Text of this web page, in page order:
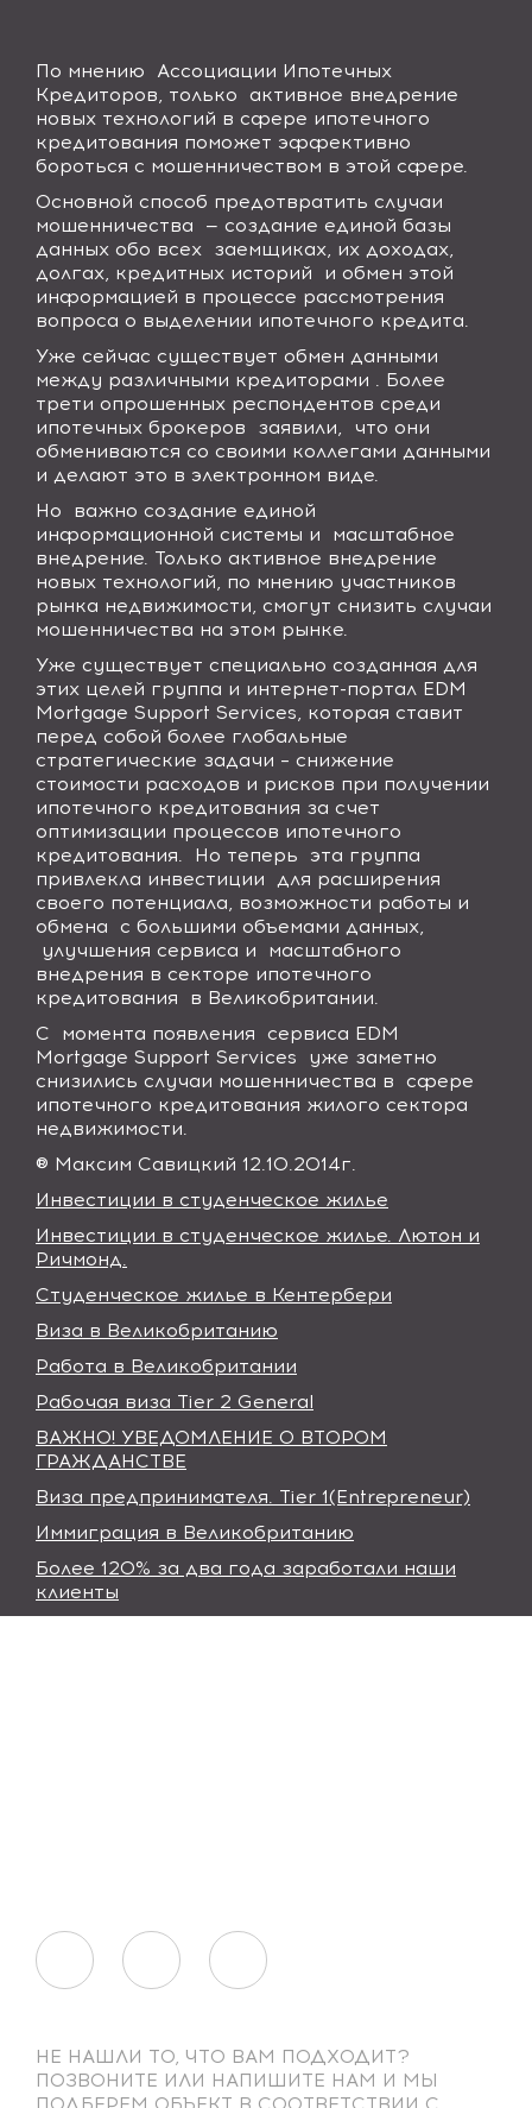
По мнению Ассоциации Ипотечных
Кредиторов, только активное внедрение
новых технологий в сфере ипотечного
кредитования поможет эффективно
бороться с мошенничеством в этой сфере.
Основной способ предотвратить случаи
мошенничества — создание единой базы
данных обо всех заемщиках, их доходах,
долгах, кредитных историй и обмен этой
информацией в процессе рассмотрения
вопроса о выделении ипотечного кредита.
Уже сейчас существует обмен данными
между различными кредиторами . Более
трети опрошенных респондентов среди
ипотечных брокеров заявили, что они
обмениваются со своими коллегами данными
и делают это в электронном виде.
Но важно создание единой
информационной системы и масштабное
внедрение. Только активное внедрение
новых технологий, по мнению участников
рынка недвижимости, смогут снизить случаи
мошенничества на этом рынке.
Уже существует специально созданная для
этих целей группа и интернет-портал EDM
Mortgage Support Services, которая ставит
перед собой более глобальные
стратегические задачи – снижение
стоимости расходов и рисков при получении
ипотечного кредитования за счет
оптимизации процессов ипотечного
кредитования. Но теперь эта группа
привлекла инвестиции для расширения
своего потенциала, возможности работы и
обмена с большими объемами данных,
улучшения сервиса и масштабного
внедрения в секторе ипотечного
кредитования в Великобритании.
С момента появления сервиса EDM
Mortgage Support Services
уже заметно
снизились случаи мошенничества в сфере
ипотечного кредитования жилого сектора
недвижимости.
® Максим Савицкий 12.10.2014г.
Инвестиции в студенческое жилье
Инвестиции в студенческое жилье. Лютон и
Ричмонд.
Студенческое жилье в Кентербери
Виза в Великобританию
Работа в Великобритании
Рабочая виза Tier 2 General
ВАЖНО! УВЕДОМЛЕНИЕ О ВТОРОМ
ГРАЖДАНСТВЕ
Виза предпринимателя. Tier 1(Entrepreneur)
Иммиграция в Великобританию
Более 120% за два года заработали наши
клиенты
НЕ НАШЛИ ТО, ЧТО ВАМ ПОДХОДИТ?
ПОЗВОНИТЕ ИЛИ НАПИШИТЕ НАМ И МЫ